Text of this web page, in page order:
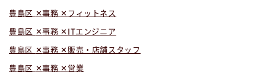
豊島区 事務 フィットネス
豊島区 事務 ITエンジニア
豊島区 事務 販売・店舗スタッフ
豊島区 事務 営業